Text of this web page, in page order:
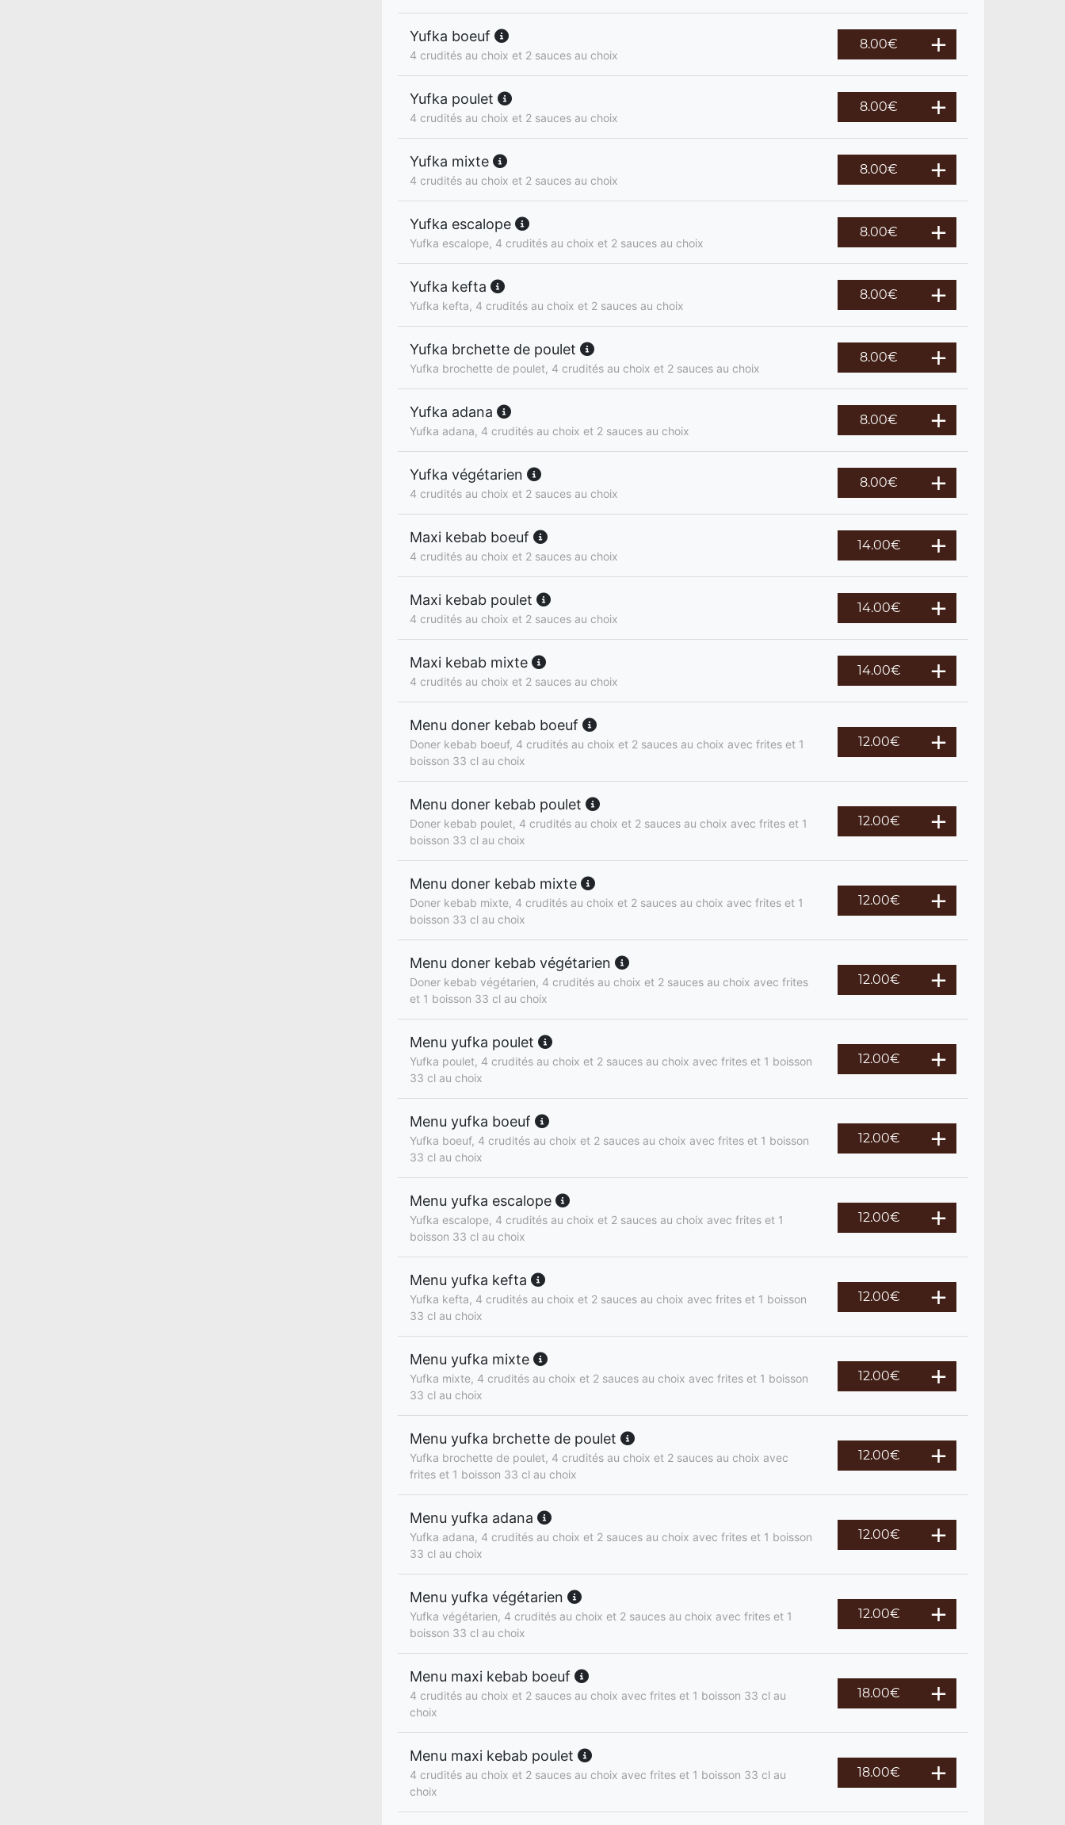
Yufka boeuf
4 crudités au choix et 2 sauces au choix
8.00€
Yufka poulet
4 crudités au choix et 2 sauces au choix
8.00€
Yufka mixte
4 crudités au choix et 2 sauces au choix
8.00€
Yufka escalope
Yufka escalope, 4 crudités au choix et 2 sauces au choix
8.00€
Yufka kefta
Yufka kefta, 4 crudités au choix et 2 sauces au choix
8.00€
Yufka brchette de poulet
Yufka brochette de poulet, 4 crudités au choix et 2 sauces au choix
8.00€
Yufka adana
Yufka adana, 4 crudités au choix et 2 sauces au choix
8.00€
Yufka végétarien
4 crudités au choix et 2 sauces au choix
8.00€
Maxi kebab boeuf
4 crudités au choix et 2 sauces au choix
14.00€
Maxi kebab poulet
4 crudités au choix et 2 sauces au choix
14.00€
Maxi kebab mixte
4 crudités au choix et 2 sauces au choix
14.00€
Menu doner kebab boeuf
Doner kebab boeuf, 4 crudités au choix et 2 sauces au choix avec frites et 1
boisson 33 cl au choix
12.00€
Menu doner kebab poulet
Doner kebab poulet, 4 crudités au choix et 2 sauces au choix avec frites et 1
boisson 33 cl au choix
12.00€
Menu doner kebab mixte
Doner kebab mixte, 4 crudités au choix et 2 sauces au choix avec frites et 1
boisson 33 cl au choix
12.00€
Menu doner kebab végétarien
Doner kebab végétarien, 4 crudités au choix et 2 sauces au choix avec frites
et 1 boisson 33 cl au choix
12.00€
Menu yufka poulet
Yufka poulet, 4 crudités au choix et 2 sauces au choix avec frites et 1 boisson
33 cl au choix
12.00€
Menu yufka boeuf
Yufka boeuf, 4 crudités au choix et 2 sauces au choix avec frites et 1 boisson
33 cl au choix
12.00€
Menu yufka escalope
Yufka escalope, 4 crudités au choix et 2 sauces au choix avec frites et 1
boisson 33 cl au choix
12.00€
Menu yufka kefta
Yufka kefta, 4 crudités au choix et 2 sauces au choix avec frites et 1 boisson
33 cl au choix
12.00€
Menu yufka mixte
Yufka mixte, 4 crudités au choix et 2 sauces au choix avec frites et 1 boisson
33 cl au choix
12.00€
Menu yufka brchette de poulet
Yufka brochette de poulet, 4 crudités au choix et 2 sauces au choix avec
frites et 1 boisson 33 cl au choix
12.00€
Menu yufka adana
Yufka adana, 4 crudités au choix et 2 sauces au choix avec frites et 1 boisson
33 cl au choix
12.00€
Menu yufka végétarien
Yufka végétarien, 4 crudités au choix et 2 sauces au choix avec frites et 1
boisson 33 cl au choix
12.00€
Menu maxi kebab boeuf
4 crudités au choix et 2 sauces au choix avec frites et 1 boisson 33 cl au
choix
18.00€
Menu maxi kebab poulet
4 crudités au choix et 2 sauces au choix avec frites et 1 boisson 33 cl au
choix
18.00€